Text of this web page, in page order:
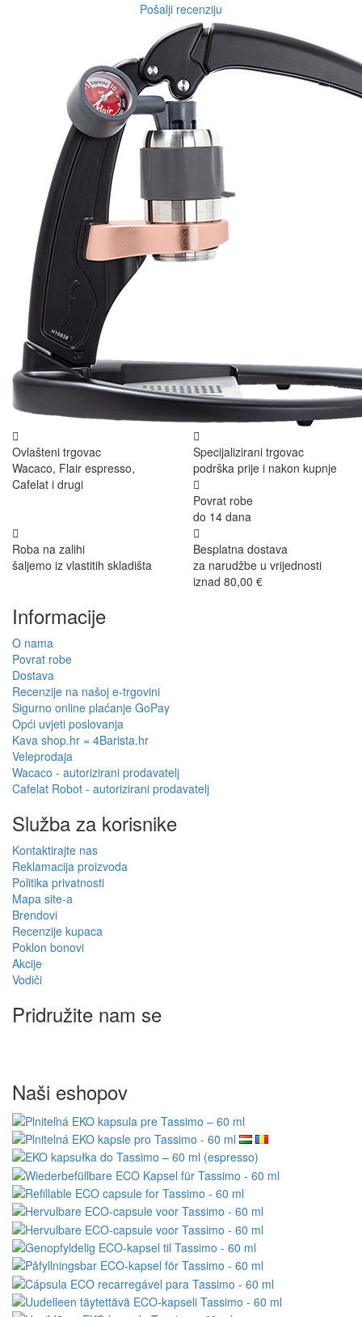
Pošalji recenziju
Ovlašteni trgovac
Wacaco, Flair espresso,
Cafelat i drugi
Specijalizirani trgovac
podrška prije i nakon kupnje
Povrat robe
do 14 dana
Roba na zalihi
šaljemo iz vlastitih skladišta
Besplatna dostava
za narudžbe u vrijednosti
iznad 80,00 €
Informacije
O nama
Povrat robe
Dostava
Recenzije na našoj e-trgovini
Sigurno online plaćanje GoPay
Opći uvjeti poslovanja
Kava shop.hr = 4Barista.hr
Veleprodaja
Wacaco - autorizirani prodavatelj
Cafelat Robot - autorizirani prodavatelj
Služba za korisnike
Kontaktirajte nas
Reklamacija proizvoda
Politika privatnosti
Mapa site-a
Brendovi
Recenzije kupaca
Poklon bonovi
Akcije
Vodiči
Pridružite nam se
Naši eshopov